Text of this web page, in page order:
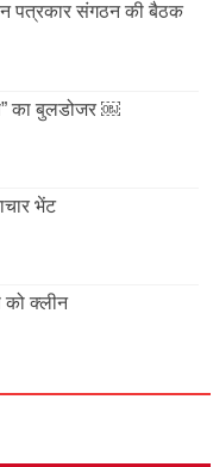
पत्रकार संगठन की बैठक
का बुलडोजर ￼
भेंट
को क्लीन